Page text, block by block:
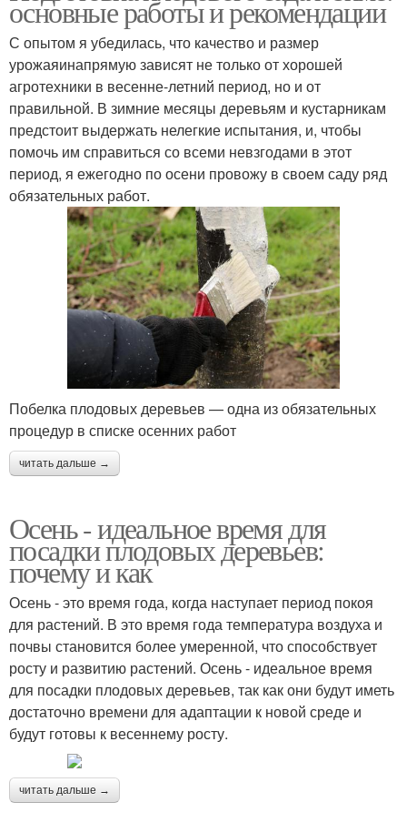
основные работы и рекомендации
С опытом я убедилась, что качество и размер
урожаяинапрямую зависят не только от хорошей
агротехники в весенне-летний период, но и от
правильной. В зимние месяцы деревьям и кустарникам
предстоит выдержать нелегкие испытания, и, чтобы
помочь им справиться со всеми невзгодами в этот
период, я ежегодно по осени провожу в своем саду ряд
обязательных работ.
Побелка плодовых деревьев — одна из обязательных
процедур в списке осенних работ
читать дальше →
Осень - идеальное время для
посадки плодовых деревьев:
почему и как
Осень - это время года, когда наступает период покоя
для растений. В это время года температура воздуха и
почвы становится более умеренной, что способствует
росту и развитию растений. Осень - идеальное время
для посадки плодовых деревьев, так как они будут иметь
достаточно времени для адаптации к новой среде и
будут готовы к весеннему росту.
читать дальше →